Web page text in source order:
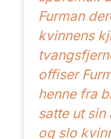
Furman
kvinnens
offiser
henne fra
satte ut sin
og slo